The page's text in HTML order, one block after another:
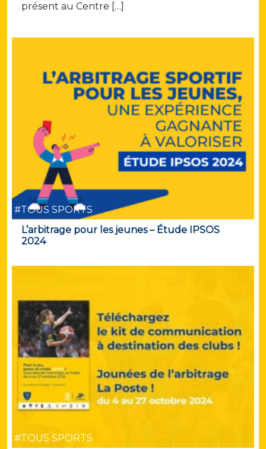
présent au Centre […]
#TOUS SPORTS
L’arbitrage pour les jeunes – Étude IPSOS
2024
#TOUS SPORTS